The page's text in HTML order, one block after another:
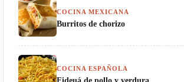
COCINA MEXICANA
Burritos de chorizo
COCINA ESPAÑOLA